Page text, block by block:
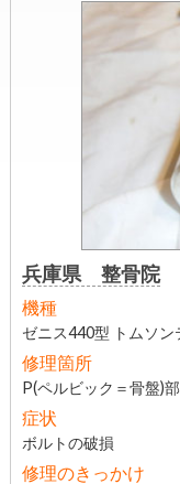
兵庫県 整骨院
機種
ゼニス440型 トムソン
修理箇所
P(ペルビック＝骨盤)
症状
ボルトの破損
修理のきっかけ